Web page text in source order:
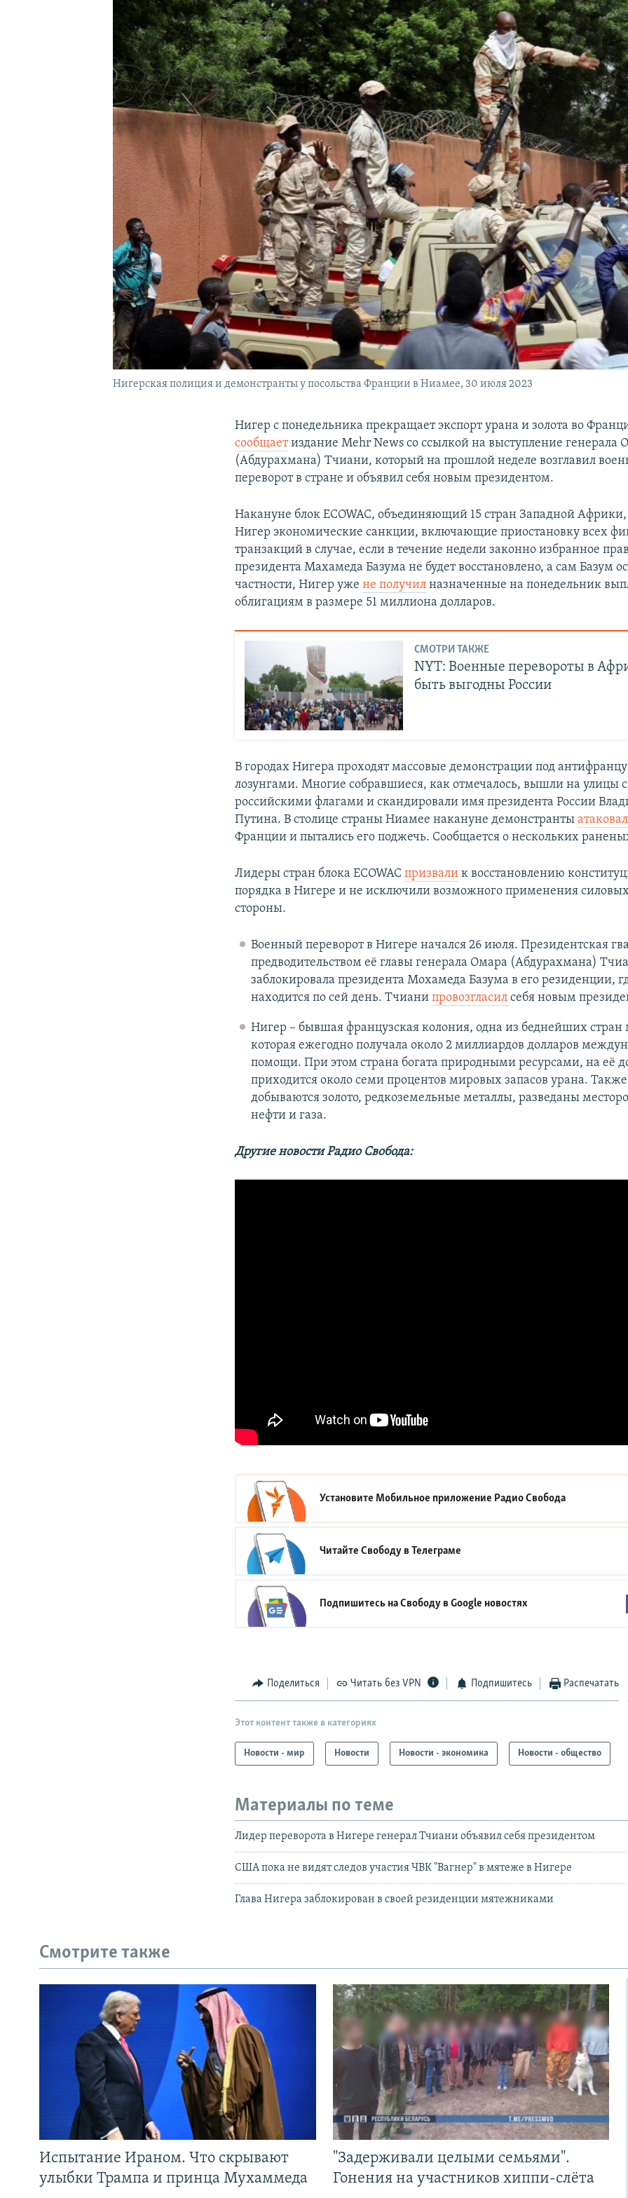
ПОДПИШИТЕСЬ НА РАССЫЛКУ
Нигерская полиция и демонстранты у посольства Франции в Ниамее, 30 июля 2023
Нигер с понедельника прекращает экспорт урана и золота во
сообщаетиздание Mehr News со ссылкой на выступление генерала
(Абдурахмана) Тчиани, который на прошлой неделе возглавил
переворот в стране и объявил себя новым президентом.
Накануне блок ECOWAC, объединяющий 15 стран Западной
Нигер экономические санкции, включающие приостановку всех
транзакций в случае, если в течение недели законно избранное
президента Махамеда Базума не будет восстановлено, а сам Базум
частности, Нигер ужене получил назначенные на понедельник
облигациям в размере 51 миллиона долларов.
СМОТРИ ТАКЖЕ
NYT: Военные перевороты в
быть выгодны России
В городах Нигера проходят массовые демонстрации под
лозунгами. Многие собравшиеся, как отмечалось, вышли на улицы с
российскими флагами и скандировали имя президента России
Путина. В столице страны Ниамее накануне демонстранты
Франции и пытались его поджечь. Сообщается о нескольких
Лидеры стран блока ECOWACпризвали к восстановлению
порядка в Нигере и не исключили возможного применения
стороны.
Военный переворот в Нигере начался 26 июля. Президентская
предводительством её главы генерала Омара (Абдурахмана)
заблокировала президента Мохамеда Базума в его резиденции,
находится по сей день. Тчиани провозгласил себя новым
Нигер – бывшая французская колония, одна из беднейших стран
которая ежегодно получала около 2 миллиардов долларов
помощи. При этом страна богата природными ресурсами, на её
приходится около семи процентов мировых запасов урана. Также
добываются золото, редкоземельные металлы, разведаны
нефти и газа.
Другие новости Радио Свобода:
Установите Мобильное приложение Радио Свобода
Читайте Свободу вТелеграме
Подпишитесь на Свободу вGoogle новостях
Поделиться Читать без VPN Подпишитесь Распечатать
Этот контент также в категориях
Новости - мир Новости Новости - экономика Новости - общество
Материалы по теме
Лидер переворота в Нигере генерал Тчиани объявил себя президентом
США пока не видят следов участия ЧВК "Вагнер" в мятеже в Нигере
Глава Нигера заблокирован в своей резиденции мятежниками
Смотрите также
Испытание Ираном. Что скрывают
улыбки Трампа и принца Мухаммеда
"Задерживали целыми семьями".
Гонения на участников хиппи-слёта